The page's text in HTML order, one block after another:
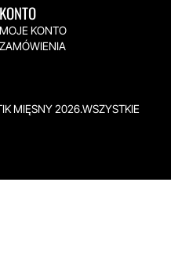
KONTO
MOJE KONTO
ZAMÓWIENIA
MIĘSNY 2026.WSZYSTKIE